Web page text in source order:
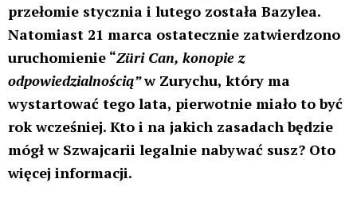
przełomie stycznia i lutego została Bazylea.
Natomiast 21 marca ostatecznie zatwierdzono
uruchomienie “Züri Can, konopie z
odpowiedzialnością”w Zurychu, który ma
wystartować tego lata, pierwotnie miało to być
rok wcześniej. Kto i na jakich zasadach będzie
mógł w Szwajcarii legalnie nabywać susz? Oto
więcej informacji.